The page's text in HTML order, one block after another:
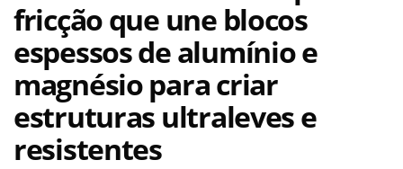
fricção que une blocos
espessos de alumínio e
magnésio para criar
estruturas ultraleves e
resistentes